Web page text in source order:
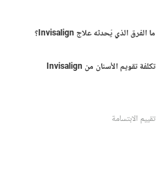
ما الفرق الذي يُحدثه علاج Invisalign؟
تكلفة تقويم الأسنان من Invisalign
تقييم الابتسامة